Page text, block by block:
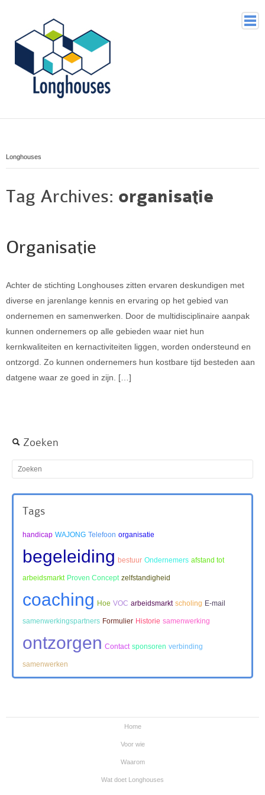
Home
Waarom
Organisatie
Contact
Longhouses
Tag Archives: organisatie
Organisatie
Achter de stichting Longhouses zitten ervaren deskundigen met
diverse en jarenlange kennis en ervaring op het gebied van
ondernemen en samenwerken. Door de multidisciplinaire aanpak
kunnen ondernemers op alle gebieden waar niet hun
kernkwaliteiten en kernactiviteiten liggen, worden ondersteund en
ontzorgd. Zo kunnen ondernemers hun kostbare tijd besteden aan
datgene waar ze goed in zijn. […]
Zoeken
Tags
handicap WAJONG Telefoon organisatie
begeleiding bestuur Ondernemers afstand tot
arbeidsmarkt Proven Concept zelfstandigheid
coaching Hoe VOC arbeidsmarkt scholing E-mail
samenwerkingspartners Formulier Historie samenwerking
ontzorgen Contact sponsoren verbinding
samenwerken
Home
Voor wie
Waarom
Wat doet Longhouses